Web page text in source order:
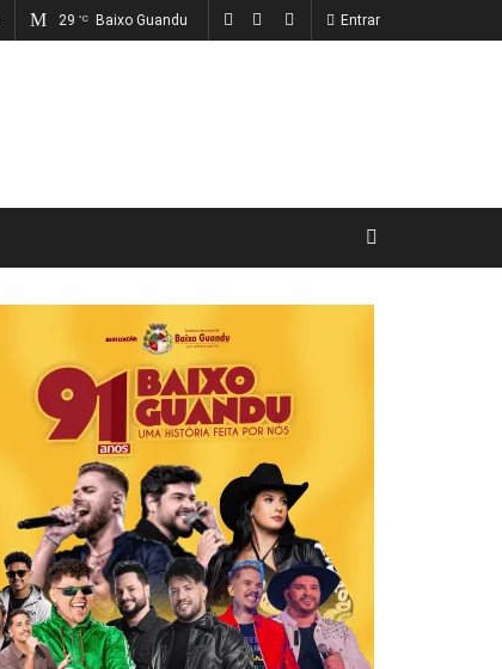
29 °C Baixo Guandu Entrar